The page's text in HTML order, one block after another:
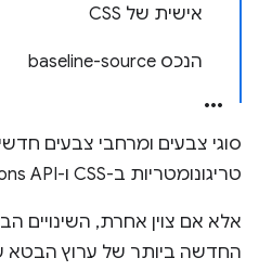
אישית של CSS
הנכס baseline-source
טריגונומטריות ב-CSS ו-View Transitions API.
אלא אם צוין אחרת, השינויים